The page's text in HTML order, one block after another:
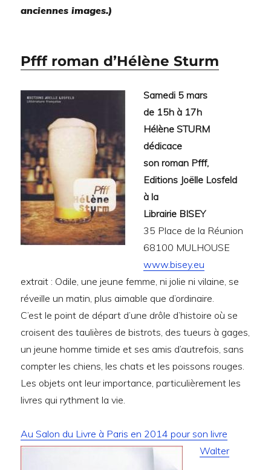
anciennes images.)
Pfff roman d’Hélène Sturm
Samedi 5 mars
de 15h à 17h
Hélène STURM
dédicace
son roman Pfff,
Editions Joëlle Losfeld
à la
Librairie BISEY
35 Place de la Réunion
68100 MULHOUSE
www.bisey.eu
extrait : Odile, une jeune femme, ni jolie ni vilaine, se
réveille un matin, plus aimable que d’ordinaire.
C’est le point de départ d’une drôle d’histoire où se
croisent des taulières de bistrots, des tueurs à gages,
un jeune homme timide et ses amis d’autrefois, sans
compter les chiens, les chats et les poissons rouges.
Les objets ont leur importance, particulièrement les
livres qui rythment la vie.
Au Salon du Livre à Paris en 2014 pour son livre
Walter